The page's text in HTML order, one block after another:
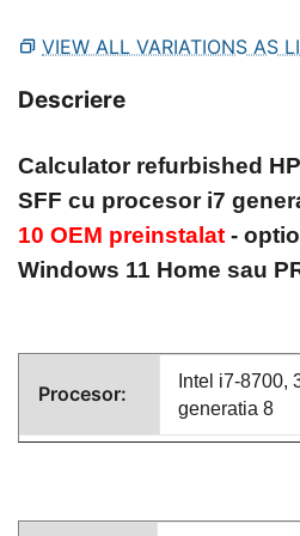
VIEW ALL VARIATIONS AS
Descriere
Calculator refurbished
SFF cu procesor i7
10 OEM preinstalat -
Windows 11 Home sau
Procesor:
Intel i7-8700,
generatia 8